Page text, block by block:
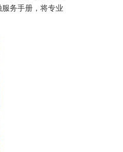
务手册，将专业